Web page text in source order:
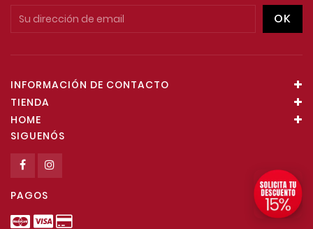
INFORMACIÓN DE CONTACTO
TIENDA
HOME
SIGUENÓS
PAGOS